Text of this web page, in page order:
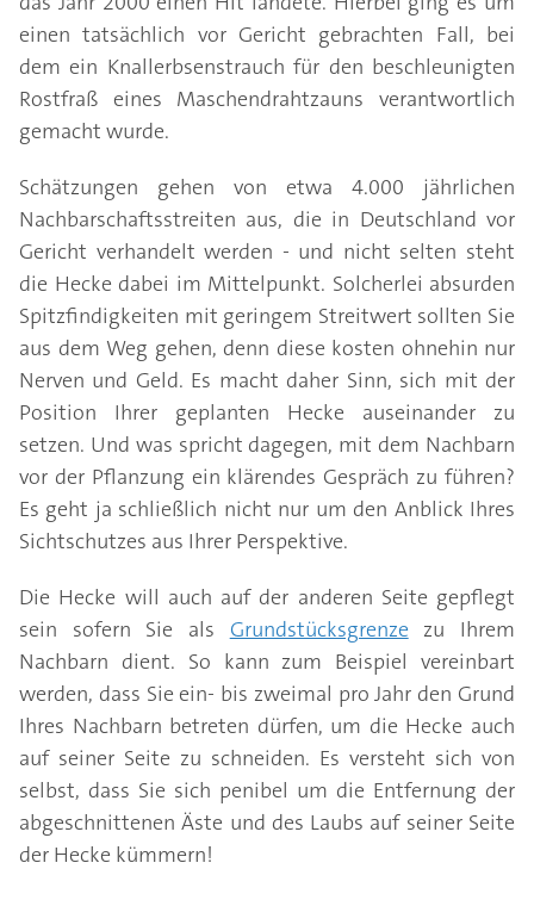
einen tatsächlich vor Gericht gebrachten Fall, bei
dem ein Knallerbsenstrauch für den beschleunigten
Rostfraß eines Maschendrahtzauns verantwortlich
gemacht wurde.
Schätzungen gehen von etwa 4.000 jährlichen
Nachbarschaftsstreiten aus, die in Deutschland vor
Gericht verhandelt werden - und nicht selten steht
die Hecke dabei im Mittelpunkt. Solcherlei absurden
Spitzfindigkeiten mit geringem Streitwert sollten Sie
aus dem Weg gehen, denn diese kosten ohnehin nur
Nerven und Geld. Es macht daher Sinn, sich mit der
Position Ihrer geplanten Hecke auseinander zu
setzen. Und was spricht dagegen, mit dem Nachbarn
vor der Pflanzung ein klärendes Gespräch zu führen?
Es geht ja schließlich nicht nur um den Anblick Ihres
Sichtschutzes aus Ihrer Perspektive.
Die Hecke will auch auf der anderen Seite gepflegt
sein sofern Sie als Grundstücksgrenzezu Ihrem
Nachbarn dient. So kann zum Beispiel vereinbart
werden, dass Sie ein- bis zweimal pro Jahr den Grund
Ihres Nachbarn betreten dürfen, um die Hecke auch
auf seiner Seite zu schneiden. Es versteht sich von
selbst, dass Sie sich penibel um die Entfernung der
abgeschnittenen Äste und des Laubs auf seiner Seite
der Hecke kümmern!